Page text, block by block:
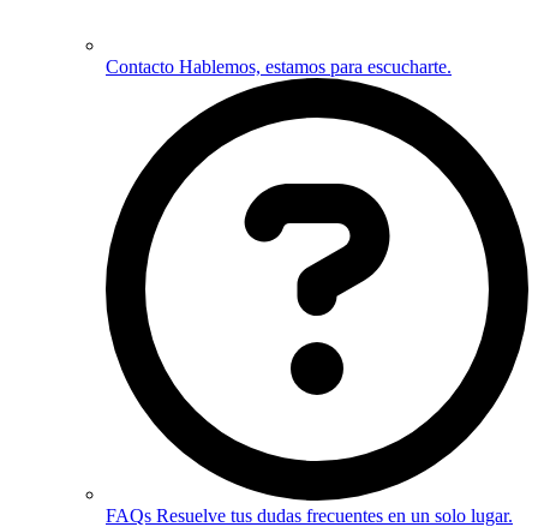
Contacto Hablemos, estamos para escucharte.
FAQs Resuelve tus dudas frecuentes en un solo lugar.